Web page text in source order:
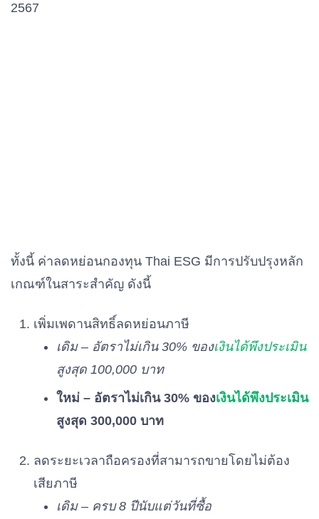
2567
ทั้งนี้ ค่าลดหย่อนกองทุน Thai ESG มีการปรับปรุงหลัก
เกณฑ์ในสาระสำคัญ ดังนี้
เพิ่มเพดานสิทธิ์ลดหย่อนภาษี
เดิม – อัตราไม่เกิน 30% ของเงินได้พึงประเมิน
สูงสุด 100,000 บาท
ใหม่ – อัตราไม่เกิน 30% ของเงินได้พึงประเมิน
สูงสุด 300,000 บาท
ลดระยะเวลาถือครองที่สามารถขายโดยไม่ต้อง
เสียภาษี
เดิม – ครบ 8 ปีนับแต่วันที่ซื้อ